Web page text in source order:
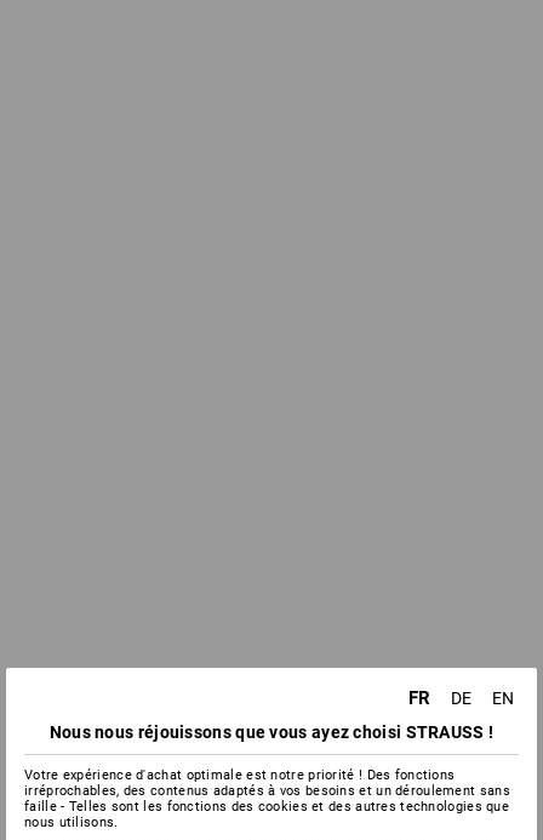
FR DE
EN
Nous nous réjouissons que vous ayez choisi STRAUSS !
Votre expérience d'achat optimale est notre priorité ! Des fonctions
irréprochables, des contenus adaptés à vos besoins et un déroulement sans
faille - Telles sont les fonctions des cookies et des autres technologies que
nous utilisons.